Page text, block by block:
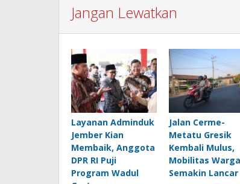
Jangan Lewatkan
Layanan Adminduk
Jember Kian
Membaik, Anggota
DPR RI Puji
Program Wadul
Jalan Cerme-
Metatu Gresik
Kembali Mulus,
Mobilitas Warga
Semakin Lancar